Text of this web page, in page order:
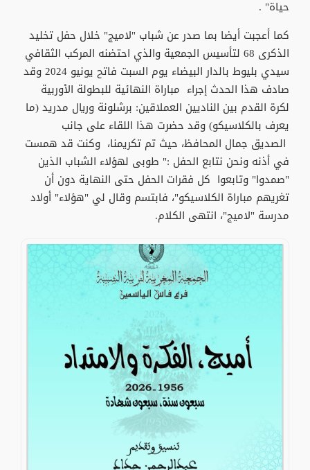
حياة" .
كما أعجبت أيضا بما صدر عن شباب "لاميج" خلال حفل تخليد
الذكرى 68 لتأسيس الجمعية والذي احتضنه المركب الثقافي
سيدي بليوط بالدار البيضاء يوم السبت فاتح يونيو 2024 وقد
صادف هذا الحدث إجراء مباراة النهائية للبطولة الأوربية
لكرة القدم بين الناديين العملاقين: برشلونة وريال مدريد (ما
يعرف بالكلاسيكو) وقد حضرت هذا اللقاء على جانب
الصديق جمال المحافظ، حيث تم تكريمنا، وكنت قد همست
في أذنه ونحن نتابع الحفل :" طوبى لهؤلاء الشباب الذين
"صمدوا" وتابعوا كل فقرات الحفل حتى النهاية دون أن
تغريهم مباراة الكلاسيكو"، فابتسم وقال لي "هؤلاء" أولاد
مدرسة "لاميج"، انتهى الكلام.